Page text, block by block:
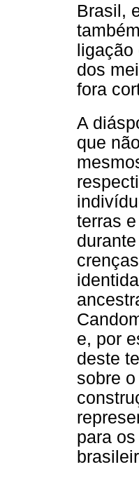
Brasil,
dos
fora
A
que
terras
e, por
deste
sobre
para